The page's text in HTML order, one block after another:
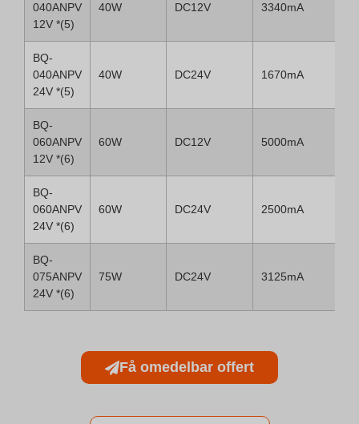
040ANPV
12V *(5)
40W DC12V 3340mA
BQ-
040ANPV
24V *(5)
40W DC24V 1670mA
BQ-
060ANPV
12V *(6)
60W DC12V 5000mA
BQ-
060ANPV
24V *(6)
60W DC24V 2500mA
BQ-
075ANPV
24V *(6)
75W DC24V 3125mA
Få omedelbar offert